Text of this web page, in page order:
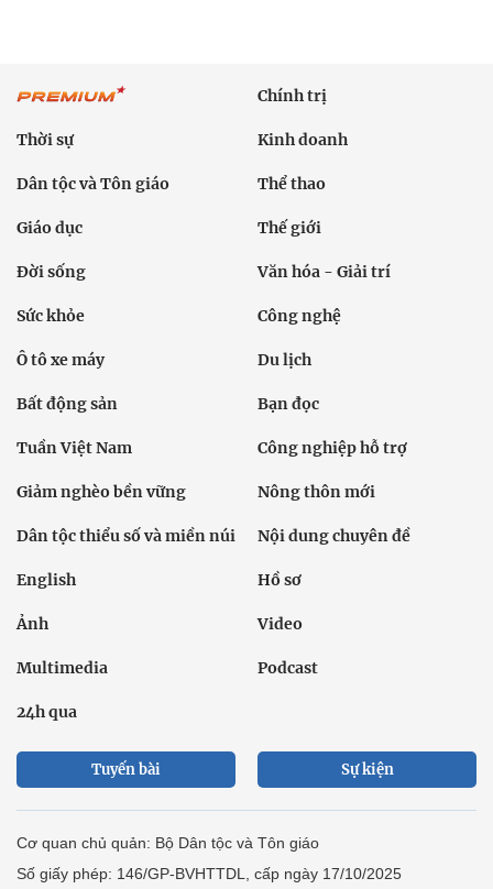
Chính trị
Thời sự Kinh doanh
Dân tộc và Tôn giáo Thể thao
Giáo dục Thế giới
Đời sống Văn hóa - Giải trí
Sức khỏe Công nghệ
Ô tô xe máy Du lịch
Bất động sản Bạn đọc
Tuần Việt Nam Công nghiệp hỗ trợ
Giảm nghèo bền vững Nông thôn mới
Dân tộc thiểu số và miền núi Nội dung chuyên đề
English Hồ sơ
Ảnh Video
Multimedia Podcast
24h qua
Tuyến bài Sự kiện
Cơ quan chủ quản: Bộ Dân tộc và Tôn giáo
Số giấy phép: 146/GP-BVHTTDL, cấp ngày 17/10/2025